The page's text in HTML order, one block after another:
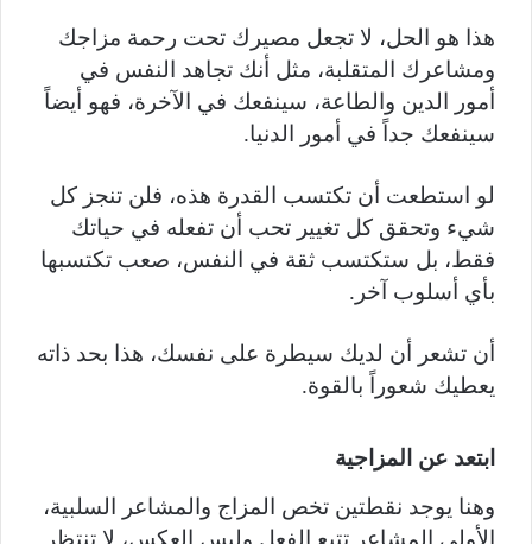
هذا هو الحل، لا تجعل مصيرك تحت رحمة مزاجك
ومشاعرك المتقلبة، مثل أنك تجاهد النفس في
أمور الدين والطاعة، سينفعك في الآخرة، فهو أيضاً
سينفعك جداً في أمور الدنيا.
لو استطعت أن تكتسب القدرة هذه، فلن تنجز كل
شيء وتحقق كل تغيير تحب أن تفعله في حياتك
فقط، بل ستكتسب ثقة في النفس، صعب تكتسبها
بأي أسلوب آخر.
أن تشعر أن لديك سيطرة على نفسك، هذا بحد ذاته
يعطيك شعوراً بالقوة.
ابتعد عن المزاجية
وهنا يوجد نقطتين تخص المزاج والمشاعر السلبية،
الأولى المشاعر تتبع الفعل وليس العكس، لا تنتظر